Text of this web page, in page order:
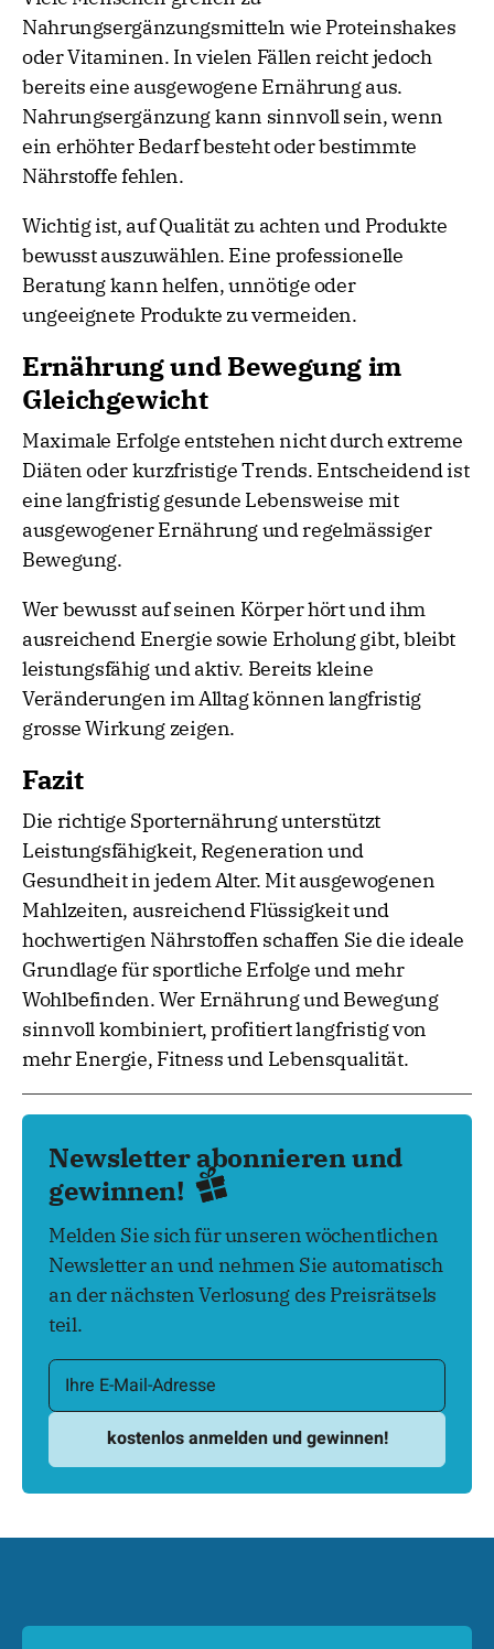
Nahrungsergänzungsmitteln wie Proteinshakes
oder Vitaminen. In vielen Fällen reicht jedoch
bereits eine ausgewogene Ernährung aus.
Nahrungsergänzung kann sinnvoll sein, wenn
ein erhöhter Bedarf besteht oder bestimmte
Nährstoffe fehlen.
Wichtig ist, auf Qualität zu achten und Produkte
bewusst auszuwählen. Eine professionelle
Beratung kann helfen, unnötige oder
ungeeignete Produkte zu vermeiden.
Ernährung und Bewegung im
Gleichgewicht
Maximale Erfolge entstehen nicht durch extreme
Diäten oder kurzfristige Trends. Entscheidend ist
eine langfristig gesunde Lebensweise mit
ausgewogener Ernährung und regelmässiger
Bewegung.
Wer bewusst auf seinen Körper hört und ihm
ausreichend Energie sowie Erholung gibt, bleibt
leistungsfähig und aktiv. Bereits kleine
Veränderungen im Alltag können langfristig
grosse Wirkung zeigen.
Fazit
Die richtige Sporternährung unterstützt
Leistungsfähigkeit, Regeneration und
Gesundheit in jedem Alter. Mit ausgewogenen
Mahlzeiten, ausreichend Flüssigkeit und
hochwertigen Nährstoffen schaffen Sie die ideale
Grundlage für sportliche Erfolge und mehr
Wohlbefinden. Wer Ernährung und Bewegung
sinnvoll kombiniert, profitiert langfristig von
mehr Energie, Fitness und Lebensqualität.
Newsletter abonnieren und
gewinnen!
Melden Sie sich für unseren wöchentlichen
Newsletter an und nehmen Sie automatisch
an der nächsten Verlosung des Preisrätsels
teil.